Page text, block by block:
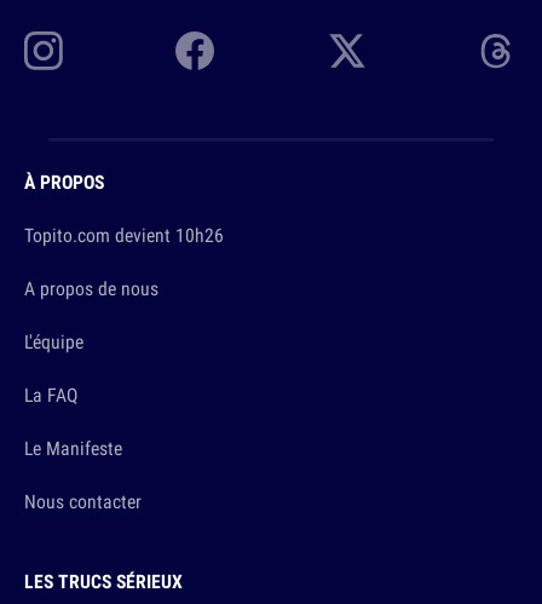
À PROPOS
Topito.com devient 10h26
A propos de nous
L'équipe
La FAQ
Le Manifeste
Nous contacter
LES TRUCS SÉRIEUX